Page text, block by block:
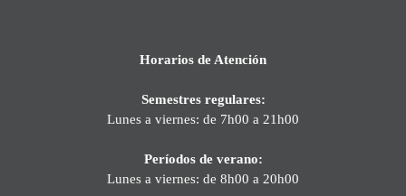
Horarios de Atención
Semestres regulares:
Lunes a viernes: de 7h00 a 21h00
Períodos de verano:
Lunes a viernes: de 8h00 a 20h00